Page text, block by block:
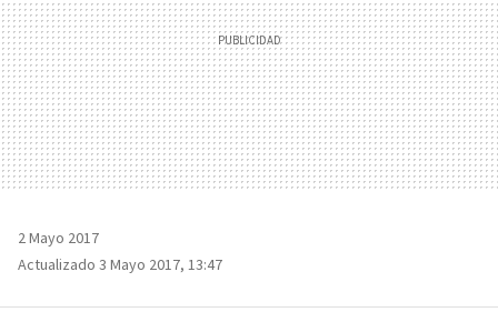
2 Mayo 2017
Actualizado 3 Mayo 2017, 13:47